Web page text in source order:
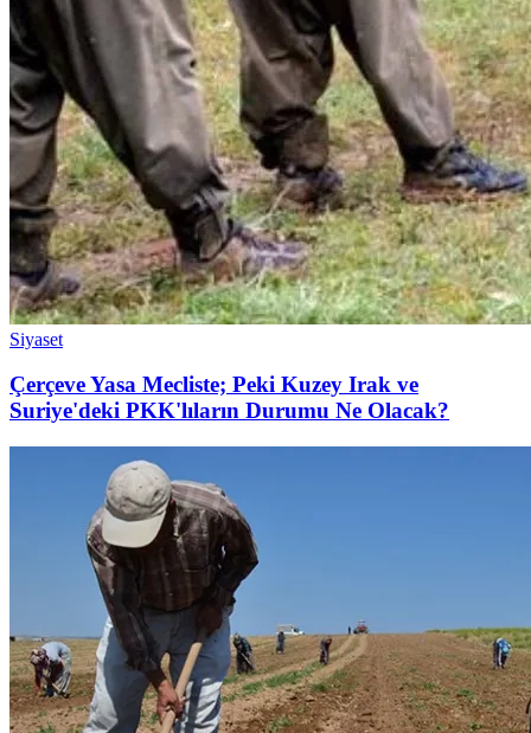
Siyaset
Çerçeve Yasa Mecliste; Peki Kuzey Irak ve
Suriye'deki PKK'lıların Durumu Ne Olacak?